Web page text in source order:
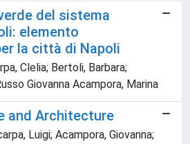
del sistema
elemento
la città di Napoli
Clelia; Bertoli, Barbara;
Giovanna Acampora, Marina
and Architecture
Luigi; Acampora, Giovanna;